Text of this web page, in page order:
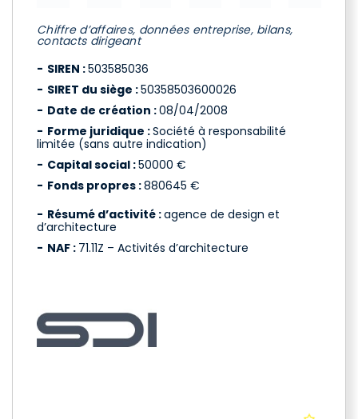
Chiffre d’affaires, données entreprise, bilans,
contacts dirigeant
SIREN :503585036
SIRET du siège :50358503600026
Date de création :08/04/2008
Forme juridique :Société à responsabilité
limitée (sans autre indication)
Capital social :50000 €
Fonds propres :880645 €
Résumé d’activité :agence de design et
d’architecture
NAF : 71.11Z – Activités d’architecture